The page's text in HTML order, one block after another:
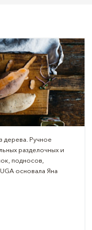
дерева. Ручное
разделочных и
подносов,
основала Яна